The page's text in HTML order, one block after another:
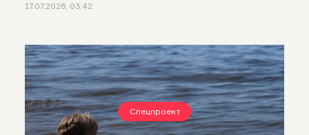
17.07.2026, 03:42
Спецпроект